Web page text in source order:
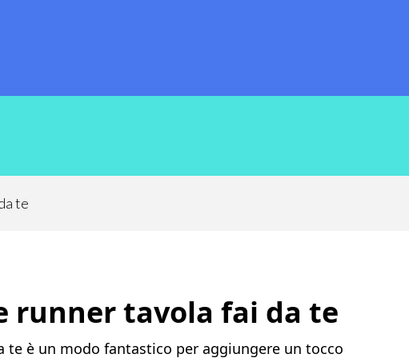
te
runner tavola fai da te
te è un modo fantastico per aggiungere un tocco